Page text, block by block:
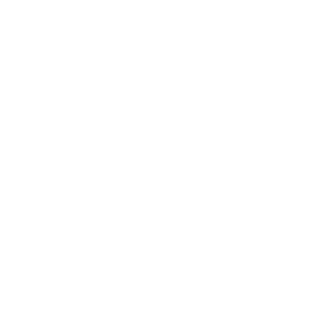
del territorio de la manada. Sarah no puede